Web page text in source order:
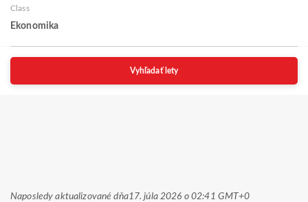
Class
Ekonomika
Vyhľadať lety
Naposledy aktualizované dňa17. júla 2026 o 02:41 GMT+0